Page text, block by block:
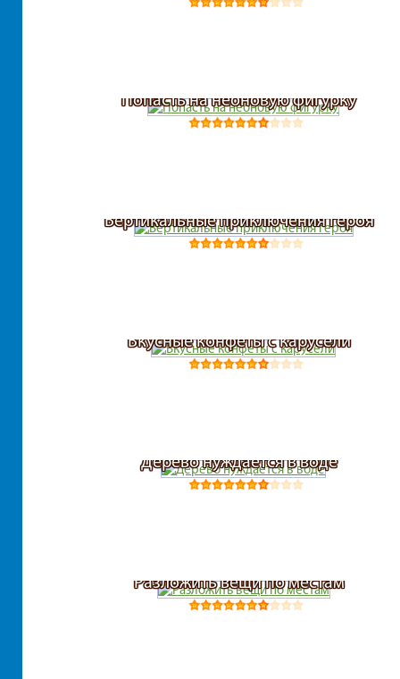
Попасть на неоновую фигурку
Вертикальные приключения героя
Вкусные конфеты с карусели
Дерево нуждается в воде
Разложить вещи по местам